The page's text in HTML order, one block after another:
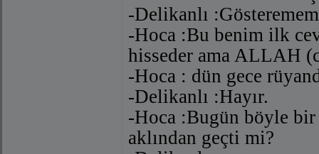
-Delikanlı
-Hoca :Bu benim ilk
hisseder ama ALLAH
-Hoca : dün gece
-Delikanlı :Hayır.
-Hoca :Bugün böyle bir
aklından geçti mi?